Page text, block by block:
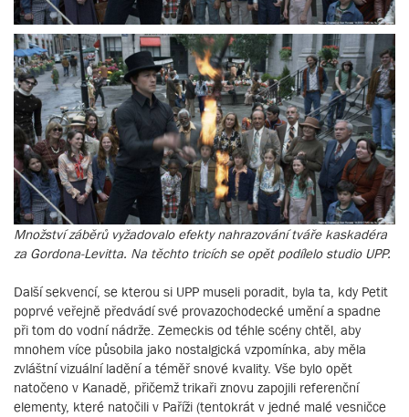
Množství záběrů vyžadovalo efekty nahrazování tváře kaskadéra
za Gordona-Levitta. Na těchto tricích se opět podílelo studio UPP.
Další sekvencí, se kterou si UPP museli poradit, byla ta, kdy Petit
poprvé veřejně předvádí své provazochodecké umění a spadne
při tom do vodní nádrže. Zemeckis od téhle scény chtěl, aby
mnohem více působila jako nostalgická vzpomínka, aby měla
zvláštní vizuální ladění a téměř snové kvality. Vše bylo opět
natočeno v Kanadě, přičemž trikaři znovu zapojili referenční
elementy, které natočili v Paříži (tentokrát v jedné malé vesničce